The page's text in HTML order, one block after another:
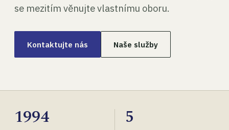
se mezitím věnujte vlastnímu oboru.
Kontaktujte nás Naše služby
1994 5